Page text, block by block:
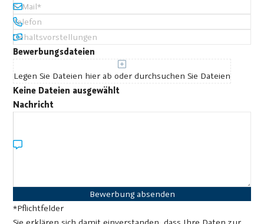
E-Mail*
Telefon
Gehaltsvorstellungen
Bewerbungsdateien
Legen Sie Dateien hier ab oder durchsuchen Sie Dateien
Keine Dateien ausgewählt
Nachricht
Bewerbung absenden
*Pflichtfelder